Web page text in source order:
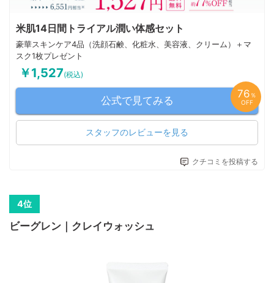
米肌14日間トライアル潤い体感セット
豪華スキンケア4品（洗顔石鹸、化粧水、美容液、クリーム）＋マ
スク1枚プレゼント
￥1,527(税込)
公式で見てみる
76 ％
OFF
スタッフのレビューを見る
クチコミを投稿する
ビーグレン｜クレイウォッシュ